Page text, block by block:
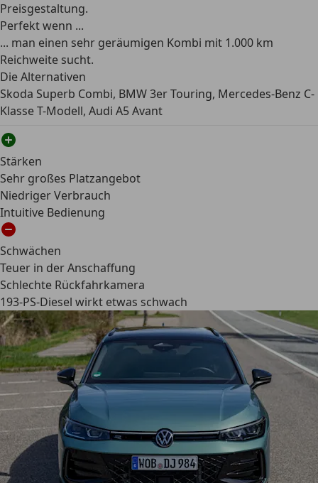
Preisgestaltung.
Perfekt wenn ...
... man einen sehr geräumigen Kombi mit 1.000 km
Reichweite sucht.
Die Alternativen
Skoda Superb Combi, BMW 3er Touring, Mercedes-Benz C-
Klasse T-Modell, Audi A5 Avant
Stärken
Sehr großes Platzangebot
Niedriger Verbrauch
Intuitive Bedienung
Schwächen
Teuer in der Anschaffung
Schlechte Rückfahrkamera
193-PS-Diesel wirkt etwas schwach